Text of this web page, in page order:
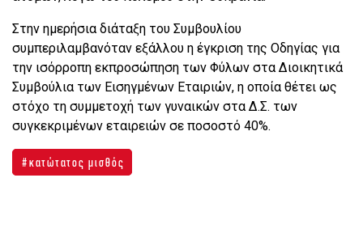
Στην ημερήσια διάταξη του Συμβουλίου
συμπεριλαμβανόταν εξάλλου η έγκριση της Οδηγίας για
την ισόρροπη εκπροσώπηση των Φύλων στα Διοικητικά
Συμβούλια των Εισηγμένων Εταιριών, η οποία θέτει ως
στόχο τη συμμετοχή των γυναικών στα Δ.Σ. των
συγκεκριμένων εταιρειών σε ποσοστό 40%.
κατώτατος μισθός